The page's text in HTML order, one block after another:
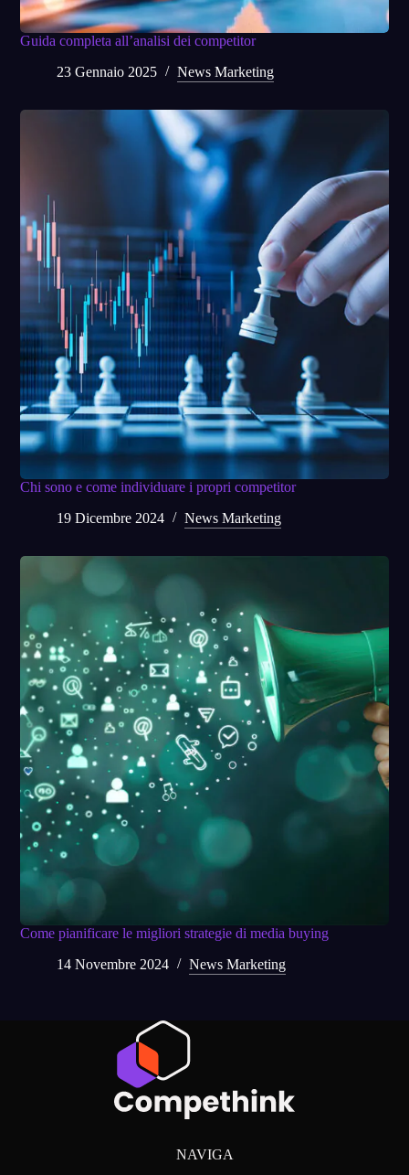
Guida completa all’analisi dei competitor
23 Gennaio 2025 News Marketing
Chi sono e come individuare i propri competitor
19 Dicembre 2024 News Marketing
Come pianificare le migliori strategie di media buying
14 Novembre 2024 News Marketing
NAVIGA